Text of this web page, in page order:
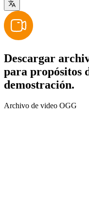
Descargar
para propósitos
demostración.
Archivo de video OGG